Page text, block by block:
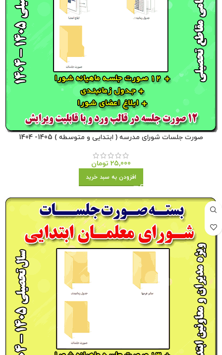
صورت جلسات شورای مدرسه ( ابتدایی و متوسطه ) 1405- 1404
25,000 تومان
افزودن به سبد خرید